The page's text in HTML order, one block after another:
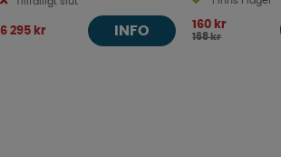
6 295 kr INFO 160 kr
168 kr